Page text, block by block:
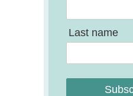
Last name